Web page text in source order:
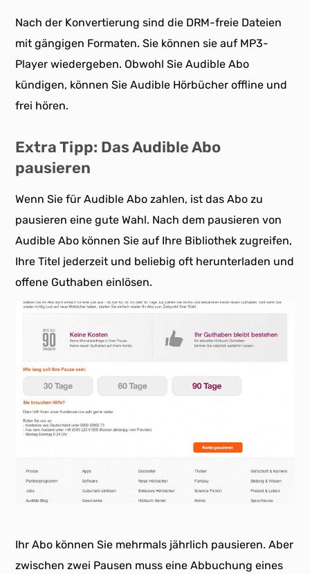
Nach der Konvertierung sind die DRM-freie Dateien
mit gängigen Formaten. Sie können sie auf MP3-
Player wiedergeben. Obwohl Sie Audible Abo
kündigen, können Sie Audible Hörbücher offline und
frei hören.
Extra Tipp: Das Audible Abo
pausieren
Wenn Sie für Audible Abo zahlen, ist das Abo zu
pausieren eine gute Wahl. Nach dem pausieren von
Audible Abo können Sie auf Ihre Bibliothek zugreifen,
Ihre Titel jederzeit und beliebig oft herunterladen und
offene Guthaben einlösen.
Ihr Abo können Sie mehrmals jährlich pausieren. Aber
zwischen zwei Pausen muss eine Abbuchung eines